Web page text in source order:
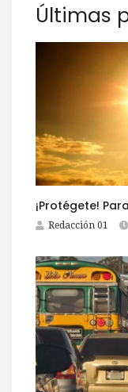
Últimas
Redacción 01